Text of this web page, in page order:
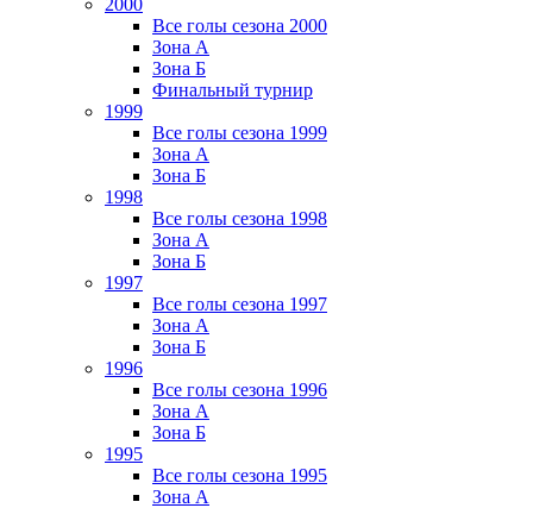
2000
Все голы сезона 2000
Зона А
Зона Б
Финальный турнир
1999
Все голы сезона 1999
Зона А
Зона Б
1998
Все голы сезона 1998
Зона А
Зона Б
1997
Все голы сезона 1997
Зона А
Зона Б
1996
Все голы сезона 1996
Зона А
Зона Б
1995
Все голы сезона 1995
Зона А